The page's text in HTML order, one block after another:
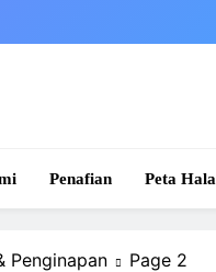
Penafian Peta
Penginapan Page 2